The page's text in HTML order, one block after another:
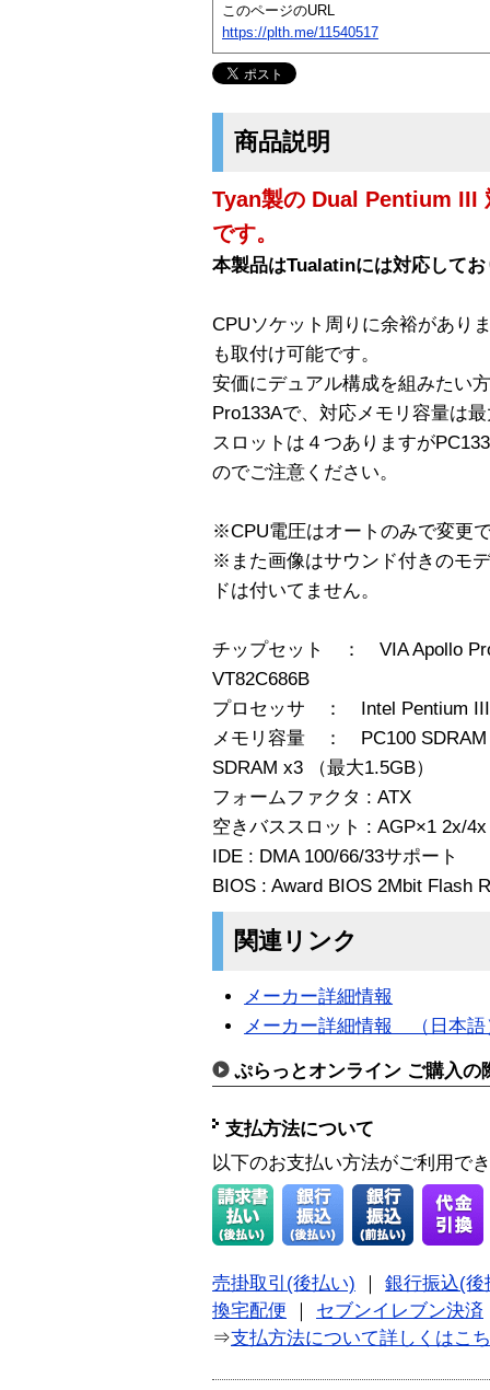
このページのURL
https://plth.me/11540517
商品説明
Tyan製の Dual Pentium
です。
本製品はTualatinには対応して
CPUソケット周りに余裕があり
も取付け可能です。
安価にデュアル構成を組みたい
Pro133Aで、対応メモリ容量は
スロットは４つありますが
のでご注意ください。
※CPU電圧はオートのみで変更
※また画像はサウンド付きのモ
ドは付いてません。
チップセット ： VIA Apollo
VT82C686B
プロセッサ ： Intel Pentium III
メモリ容量 ： PC100
SDRAM x3 （最大1.5GB）
フォームファクタ : ATX
空きバススロット : AGP×1 2x/
IDE : DMA 100/66/33サポート
BIOS : Award BIOS 2Mbit Flash
関連リンク
メーカー詳細情報
メーカー詳細情報 （日本語
ぷらっとオンライン ご購入の
支払方法について
以下のお支払い方法がご利用で
売掛取引(後払い)
銀行振込(後
換宅配便
セブンイレブン決済
⇒支払方法について詳しくはこ